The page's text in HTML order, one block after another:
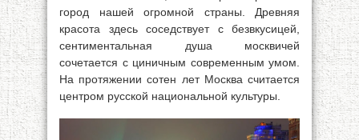
город нашей огромной страны. Древняя
красота здесь соседствует с безвкусицей,
сентиментальная душа москвичей
сочетается с циничным современным умом.
На протяжении сотен лет Москва считается
центром русской национальной культуры.